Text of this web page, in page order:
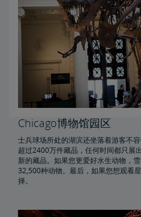
从New York City出发的列车
从Newark出发的列车
从Philadelphia出发的列车
从Chicago出发的列车
从Washington, DC出发的列车
从Los Angeles出发的列车
从Seattle出发的列车
从Wilmington出发的列车
从Portland出发的列车
从Denver出发的列车
从St. Louis出发的列车
从San Diego出发的列车
从Sacramento始发的列车
从Providence始发的列车
从Albany-Rensselaer出发的列车
从Stamford始发的列车
从New Haven始发的列车
从Metropark始发的列车
从Richmond始发的列车
从Trenton始发的列车
从New Carrollton始发的列车
从Emeryville始发的列车
从Sacramento始发的列车
从Milwaukee始发的列车
从Harrisburg始发的列车
从Lancaster始发的列车
从Norfolk始发的列车
从Charlottesville始发的列车
从Boston出发的列车
从Baltimore出发的列车
从New Orleans出发的列车
从Charlotte出发的列车
从Raleigh出发的列车
从St. Paul-Minneapolis出发的列
从Oakland出发的列车
从Portland, Maine出发的列车
从Fort Worth出发的列车
从Chicago出发的列车 - 夏季促销
从Vancouver, BC出发的列车
从Orlando出发的列车
从San Antonio出发的列车
从Albuquerque出发的列车
开往Atlanta的列车
开往Dallas的列车
前往Newark的列车
前往New Orleans的列车
驶往Chicago的列车
前往New York City的列车
前往Washington, DC的列车
前往 Boston 的列车
前往Baltimore的火车
前往Philadelphia的列车
前往Los Angeles的列车
前往Seattle的列车
前往Portland的列车
前往Denver的列车
前往San Diego的列车
前往Kansas City的列车
前往St. Paul-Minneapolis的列车
前往Miami的列车
前往Savannah的列车
前往Oakland的列车
前往Charleston的列车
前往Albuquerque的火车
前往Flagstaff的列车
开往Houston的列车
开往Santa Clara的列车
前往Vancouver, BC的列车
前往Fort Worth的列车
开往Quincy IL的列车
开往Macomb, IL的列车
前往Richmond, VA的列车
开往Galesburg, IL的列车
前往St. Louis的列车
前往Orlando的列车
前往San Antonio的列车
前往Spokane的列车
Chicago博物馆园区
士兵球场所处的湖滨还坐落着游客不
超过2400万件藏品，任何时间都只展
新的藏品。如果您更爱好水生动物，
32,500种动物。最后，如果您想观看
择。